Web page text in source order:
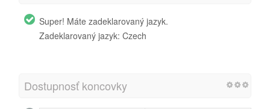
Super! Máte zadeklarovaný jazyk.
Zadeklarovaný jazyk: Czech
Dostupnosť koncovky